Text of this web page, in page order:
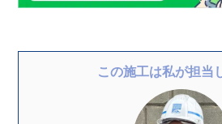
この施工は私が担当